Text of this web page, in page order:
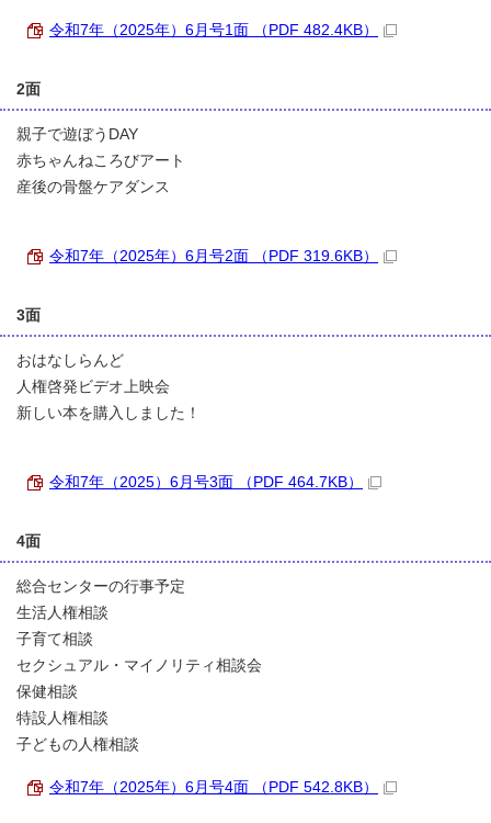
令和7年（2025年）6月号1面 （PDF 482.4KB）
2面
親子で遊ぼうDAY
赤ちゃんねころびアート
産後の骨盤ケアダンス
令和7年（2025年）6月号2面 （PDF 319.6KB）
3面
おはなしらんど
人権啓発ビデオ上映会
新しい本を購入しました！
令和7年（2025）6月号3面 （PDF 464.7KB）
4面
総合センターの行事予定
生活人権相談
子育て相談
セクシュアル・マイノリティ相談会
保健相談
特設人権相談
子どもの人権相談
令和7年（2025年）6月号4面 （PDF 542.8KB）